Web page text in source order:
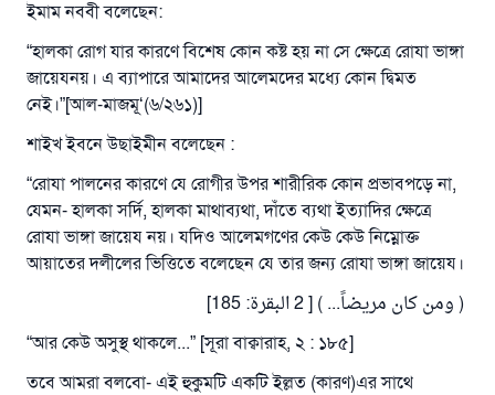
ইমাম নববী বলেছেন:
“হালকা রোগ যার কারণে বিশেষ কোন কষ্ট হয় না সে ক্ষেত্রে রোযা ভাঙ্গা
জায়েযনয়। এ ব্যাপারে আমাদের আলেমদের মধ্যে কোন দ্বিমত
নেই।”[আল-মাজমূ‘(৬/২৬১)]
শাইখ ইবনে উছাইমীন বলেছেন :
“রোযা পালনের কারণে যে রোগীর উপর শারীরিক কোন প্রভাবপড়ে না,
যেমন- হালকা সর্দি, হালকা মাথাব্যথা, দাঁতে ব্যথা ইত্যাদির ক্ষেত্রে
রোযা ভাঙ্গা জায়েয নয়। যদিও আলেমগণের কেউ কেউ নিম্নোক্ত
আয়াতের দলীলের ভিত্তিতে বলেছেন যে তার জন্য রোযা ভাঙ্গা জায়েয।
( ومن كان مريضاً... ) [ 2 البقرة: 185]
“আর কেউ অসুস্থ থাকলে...” [সূরা বাক্বারাহ, ২ : ১৮৫]
তবে আমরা বলবো- এই হুকুমটি একটি ইল্লত (কারণ)এর সাথে